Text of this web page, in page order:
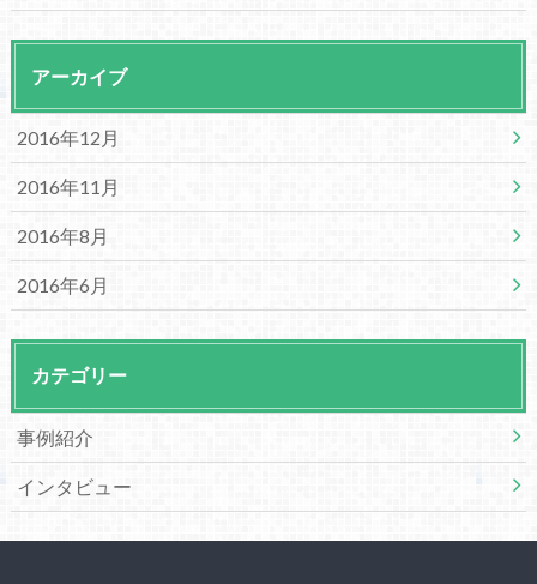
アーカイブ
2016年12月
2016年11月
2016年8月
2016年6月
カテゴリー
事例紹介
インタビュー